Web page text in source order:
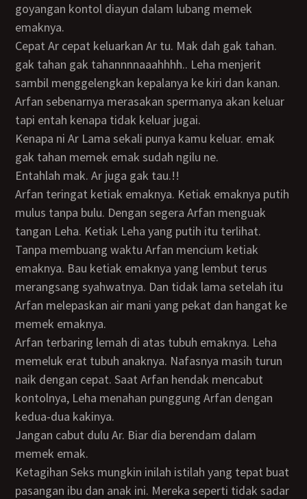
goyangan kontol diayun dalam lubang memek
emaknya.
Cepat Ar cepat keluarkan Ar tu. Mak dah gak tahan.
gak tahan gak tahannnnaaahhhh.. Leha menjerit
sambil menggelengkan kepalanya ke kiri dan kanan.
Arfan sebenarnya merasakan spermanya akan keluar
tapi entah kenapa tidak keluar jugai.
Kenapa ni Ar Lama sekali punya kamu keluar. emak
gak tahan memek emak sudah ngilu ne.
Entahlah mak. Ar juga gak tau.!!
Arfan teringat ketiak emaknya. Ketiak emaknya putih
mulus tanpa bulu. Dengan segera Arfan menguak
tangan Leha. Ketiak Leha yang putih itu terlihat.
Tanpa membuang waktu Arfan mencium ketiak
emaknya. Bau ketiak emaknya yang lembut terus
merangsang syahwatnya. Dan tidak lama setelah itu
Arfan melepaskan air mani yang pekat dan hangat ke
memek emaknya.
Arfan terbaring lemah di atas tubuh emaknya. Leha
memeluk erat tubuh anaknya. Nafasnya masih turun
naik dengan cepat. Saat Arfan hendak mencabut
kontolnya, Leha menahan punggung Arfan dengan
kedua-dua kakinya.
Jangan cabut dulu Ar. Biar dia berendam dalam
memek emak.
Ketagihan Seks mungkin inilah istilah yang tepat buat
pasangan ibu dan anak ini. Mereka seperti tidak sadar